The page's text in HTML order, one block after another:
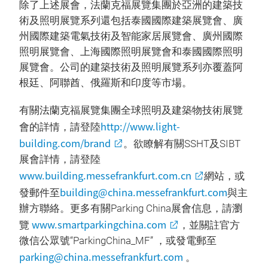
除了上述展會，法蘭克福展覽集團於亞洲的建築技
術及照明展覽系列還包括泰國國際建築展覽會、廣
州國際建築電氣技術及智能家居展覽會、廣州國際
照明展覽會、上海國際照明展覽會和泰國國際照明
展覽會。公司的建築技術及照明展覽系列亦覆蓋阿
根廷、阿聯酋、俄羅斯和印度等市場。
有關法蘭克福展覽集團全球照明及建築物技術展覽
會的詳情，請登陸http://www.light-
building.com/brand
。欲瞭解有關SSHT及SIBT
展會詳情，請登陸
www.building.messefrankfurt.com.cn
網站，或
發郵件至building@china.messefrankfurt.com與主
辦方聯絡。更多有關Parking China展會信息，請瀏
覽 www.smartparkingchina.com
，並關註官方
微信公眾號“ParkingChina_MF” ，或發電郵至
parking@china.messefrankfurt.com 。